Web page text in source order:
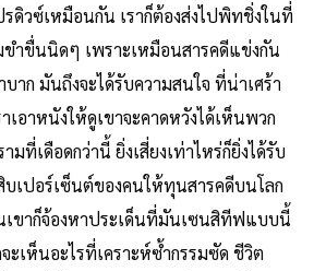
รดิวซ์เหมือนกัน เราก็ต้องส่งไปพิทชิ่งในที่
ขำขื่นนิดๆ เพราะเหมือนสารคดีแข่งกัน
าก มันถึงจะได้รับความสนใจ ที่น่าเศร้า
อาหนังให้ดูเขาจะคาดหวังได้เห็นพวก
มที่เดือดกว่านี้ ยิ่งเสี่ยงเท่าไหร่ก็ยิ่งได้รับ
บเปอร์เซ็นต์ของคนให้ทุนสารคดีบนโลก
เขาก็จ้องหาประเด็นที่มันเซนสิทีฟแบบนี้
ะเห็นอะไรที่เคราะห์ซ้ำกรรมซัด ชีวิต